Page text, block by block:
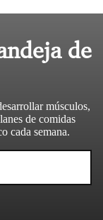
de
músculos,
de comidas
cada semana.